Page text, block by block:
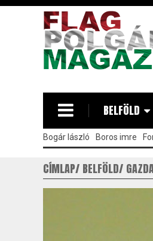
BELFÖLD
Bogár lászló Boros imre
CÍMLAP BELFÖLD